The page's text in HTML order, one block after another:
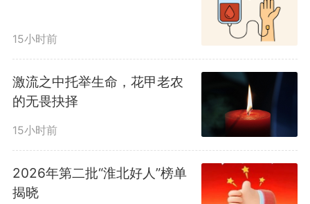
位”的念头，深深扎根在方晓德心
底，更成为他工作中不变的准则。
每次下井巡查，他的脚步踏遍井下
每一个作业点位，目光扫过每一台
设备、每一寸岩壁。从细致排查井
下顶帮板稳固情况，到逐一核验机
15小时前
激流之中托举生命，花甲老农
的无畏抉择
15小时前
2026年第二批“淮北好人”榜单
揭晓